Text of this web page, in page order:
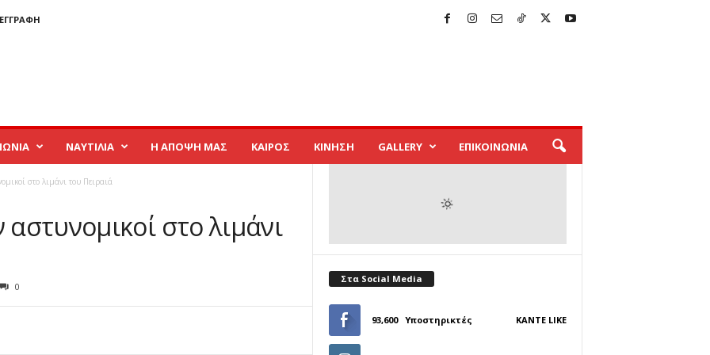
ΝΑΥΤΙΛΙΑ Η ΑΠΟΨΗ ΜΑΣ ΚΑΙΡΟΣ ΚΙΝΗΣΗ GALLERY ΕΠΙΚΟΙΝΩΝΙΑ
στο λιμάνι του Πειραιά
στο λιμάνι
0
Στα Social Media
93,600 Υποστηρικτές ΚΆΝΤΕ LIKE